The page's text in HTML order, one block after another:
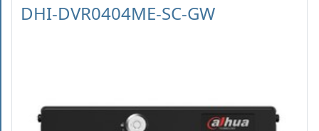
DHI-DVR0404ME-SC-GW